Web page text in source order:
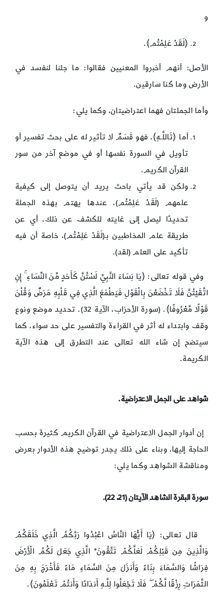
و
﴿لَقَدْ عَلِمْتُم﴾.
الأصل: أنهم أخبروا المعنيين فقالوا: ما جئنا لنفسد في
الأرض وما كنا سارقين.
وأما الجملتان فهما اعتراضيتان، وكما يلي:
أما ﴿تَاللَّـهِ﴾، فهو قَسَمٌ لا تأثير له على بحث تفسير أو
تأويل في السورة نفسها أو في موضع آخر من سور
القرآن الكريم.
ولكن قد يأتي باحث يريد أن يتوصل إلى كيفية
علمهم (لَقَدْ عَلِمْتُم)، عندها يهتم بهذه الجملة
تحديدًا ليصل إلى غايته للكشف عن ذلك، أي عن
طريقة علم المخاطبين بـ(لَقَدْ عَلِمْتُم)، خاصة أن فيه
تأكيد على العلم (لقد).
وفي قوله تعالى: ﴿يَا نِسَاءَ النَّبِيِّ لَسْتُنَّ كَأَحَدٍ مِّنَ النِّسَاءِ ۚ إِنِ
اتَّقَيْتُنَّ فَلَا تَخْضَعْنَ بِالْقَوْلِ فَيَطْمَعَ الَّذِي فِي قَلْبِهِ مَرَضٌ وَقُلْنَ
قَوْلًا مَّعْرُوفًا﴾. (سورة الأحزاب، الآية 32). تحديد موضع ونوع
وقف وابتداء له أثر في القراءة والتفسير على حد سواء، كما
سيتضح إن شاء الله تعالى عند التطرق إلى هذه الآية
الكريمة.
شواهد على الجمل الاعتراضية.
إن أدوار الجمل الاعتراضية في القرآن الكريم كثيرة بحسب
الحاجة إليها، وبناء على ذلك يجدر توضيح هذه الأدوار بعرض
ومناقشة الشواهد وكما يلي:
سورة البقرة الشاهد الآيتان (21، 22) .
قال تعالى: ﴿يَا أَيُّهَا النَّاسُ اعْبُدُوا رَبَّكُمُ الَّذِي خَلَقَكُمْ
وَالَّذِينَ مِن قَبْلِكُمْ لَعَلَّكُمْ تَتَّقُونَ* الَّذِي جَعَلَ لَكُمُ الْأَرْضَ
فِرَاشًا وَالسَّمَاءَ بِنَاءً وَأَنزَلَ مِنَ السَّمَاءِ مَاءً فَأَخْرَجَ بِهِ مِنَ
الثَّمَرَاتِ رِزْقًا لَّكُمْ ۖ فَلَا تَجْعَلُوا لِلَّـهِ أَندَادًا وَأَنتُمْ تَعْلَمُونَ﴾.